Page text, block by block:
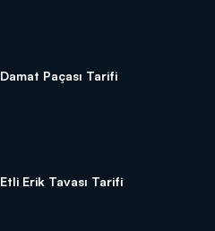
Damat Paçası Tarifi
Etli Erik Tavası Tarifi